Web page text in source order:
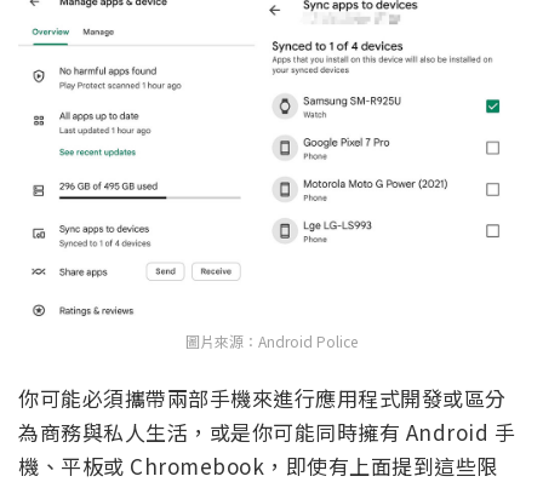
圖片來源：Android Police
你可能必須攜帶兩部手機來進行應用程式開發或區分
為商務與私人生活，或是你可能同時擁有 Android 手
機、平板或 Chromebook，即使有上面提到這些限